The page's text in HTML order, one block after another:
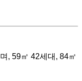
, 59㎡ 42세대, 84㎡